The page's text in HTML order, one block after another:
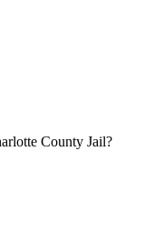
County Jail?